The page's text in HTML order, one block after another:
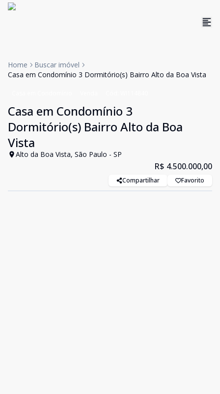
Home
Buscar imóvel
Casa em Condomínio 3 Dormitório(s) Bairro Alto da Boa Vista
Casa em Condomínio 3
Dormitório(s) Bairro Alto da Boa
Vista
Alto da Boa Vista, São Paulo - SP
R$ 4.500.000,00
Compartilhar Favorito